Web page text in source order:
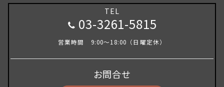
TEL
03-3261-5815
営業時間 9:00～18:00（日曜定休）
お問合せ